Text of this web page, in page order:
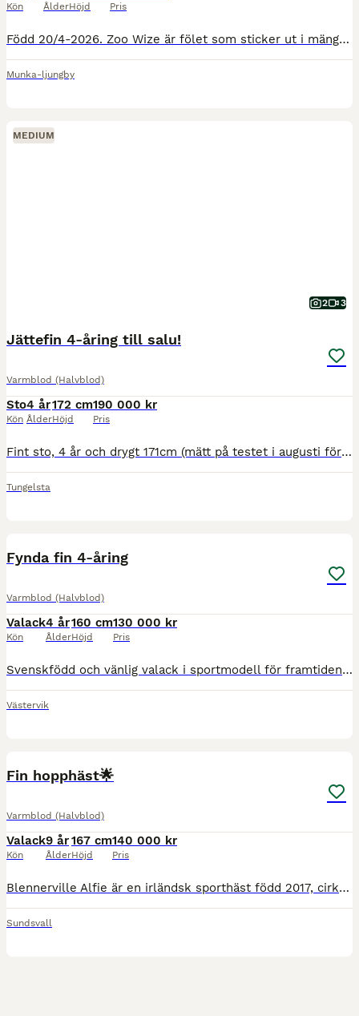
Kön ÅlderHöjd Pris
Född 20/4-2026. Zoo Wize är fölet som sticker ut i mängden, han är högrest och rör sig fint och luftigt och har mycket korrekta ben. Han är hanterad dagligen och är lätt att leda, rykta och kratsa hov
Munka-ljungby
MEDIUM
2 3
Jättefin 4-åring till salu!
Varmblod (Halvblod)
Sto
Kön
4 år
Ålder
172 cm
Höjd
190 000 kr
Pris
Fint sto, 4 år och drygt 171cm (mätt på testet i augusti förra året) e. Enelskey X Cornetto. Jättetrevligt temperament! Visad på Unghästtestet i slutet på sommaren 2025 där hon fick Hoppdiplom med poä
Tungelsta
Fynda fin 4-åring
Varmblod (Halvblod)
Valack
Kön
4 år
Ålder
160 cm
Höjd
130 000 kr
Pris
Svenskfödd och vänlig valack i sportmodell för framtiden. Löshoppar okomplicerat och enkelt. Hinderklok och taxerar bra. Inriden och inhoppad, är även där okomplicerad och söker sig naturligt i rätt
Västervik
Fin hopphäst🌟
Varmblod (Halvblod)
Valack
Kön
9 år
Ålder
167 cm
Höjd
140 000 kr
Pris
Blennerville Alfie är en irländsk sporthäst född 2017, cirka 167 cm i mankhöjd. Han har varit hos oss i fyra år och söker nu ett nytt hem då hans ryttare flyttar för studier. Alfie är en positiv, arb
Sundsvall